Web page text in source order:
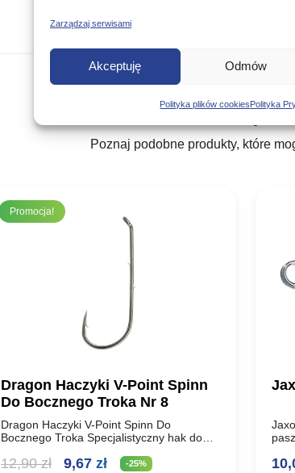
Zarządzaj serwisami
Akceptuję Odmów
Polityka plików cookiesPolityka
Podobne
Poznaj podobne produkty, które
Promocja!
Dragon Haczyki V-Point Spinn
Do Bocznego Troka Nr 8
Dragon Haczyki V-Point Spinn Do
Bocznego Troka Specjalistyczny hak do
Wydłużony trzonek z dwoma
12,90zł
Pierwotna
9,67 złAktualna
-25%